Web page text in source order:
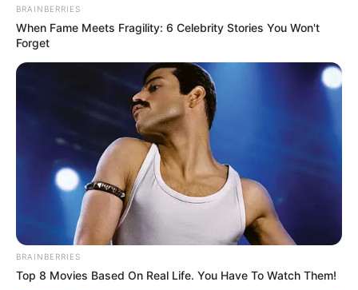
Japan's Oldest Doctors Say Memory Loss Isn't
Age: Just Stop Eating These 3 Foods
NEUROMIND PRO
Cutest Lion Cub Ever
BRAINBERRIES
When Fame Meets Fragility: 6 Celebrity Stories You Won't
Forget
BRAINBERRIES
Top 8 Movies Based On Real Life. You Have To Watch Them!